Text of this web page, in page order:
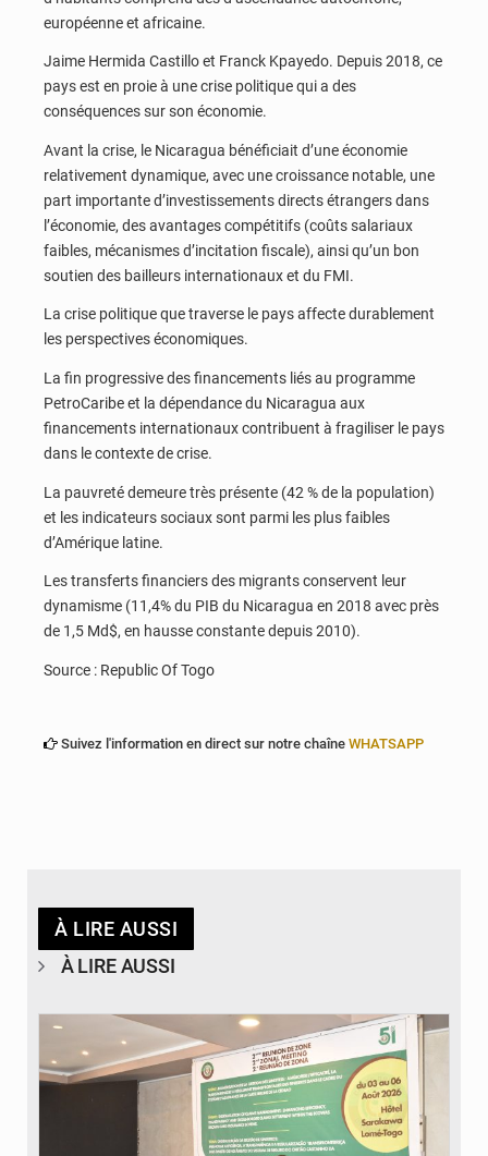
européenne et africaine.
Jaime Hermida Castillo et Franck Kpayedo. Depuis 2018, ce
pays est en proie à une crise politique qui a des
conséquences sur son économie.
Avant la crise, le Nicaragua bénéficiait d’une économie
relativement dynamique, avec une croissance notable, une
part importante d’investissements directs étrangers dans
l’économie, des avantages compétitifs (coûts salariaux
faibles, mécanismes d’incitation fiscale), ainsi qu’un bon
soutien des bailleurs internationaux et du FMI.
La crise politique que traverse le pays affecte durablement
les perspectives économiques.
La fin progressive des financements liés au programme
PetroCaribe et la dépendance du Nicaragua aux
financements internationaux contribuent à fragiliser le pays
dans le contexte de crise.
La pauvreté demeure très présente (42 % de la population)
et les indicateurs sociaux sont parmi les plus faibles
d’Amérique latine.
Les transferts financiers des migrants conservent leur
dynamisme (11,4% du PIB du Nicaragua en 2018 avec près
de 1,5 Md$, en hausse constante depuis 2010).
Source : Republic Of Togo
Suivez l'information en direct sur notre chaîne WHATSAPP
À LIRE AUSSI
À LIRE AUSSI